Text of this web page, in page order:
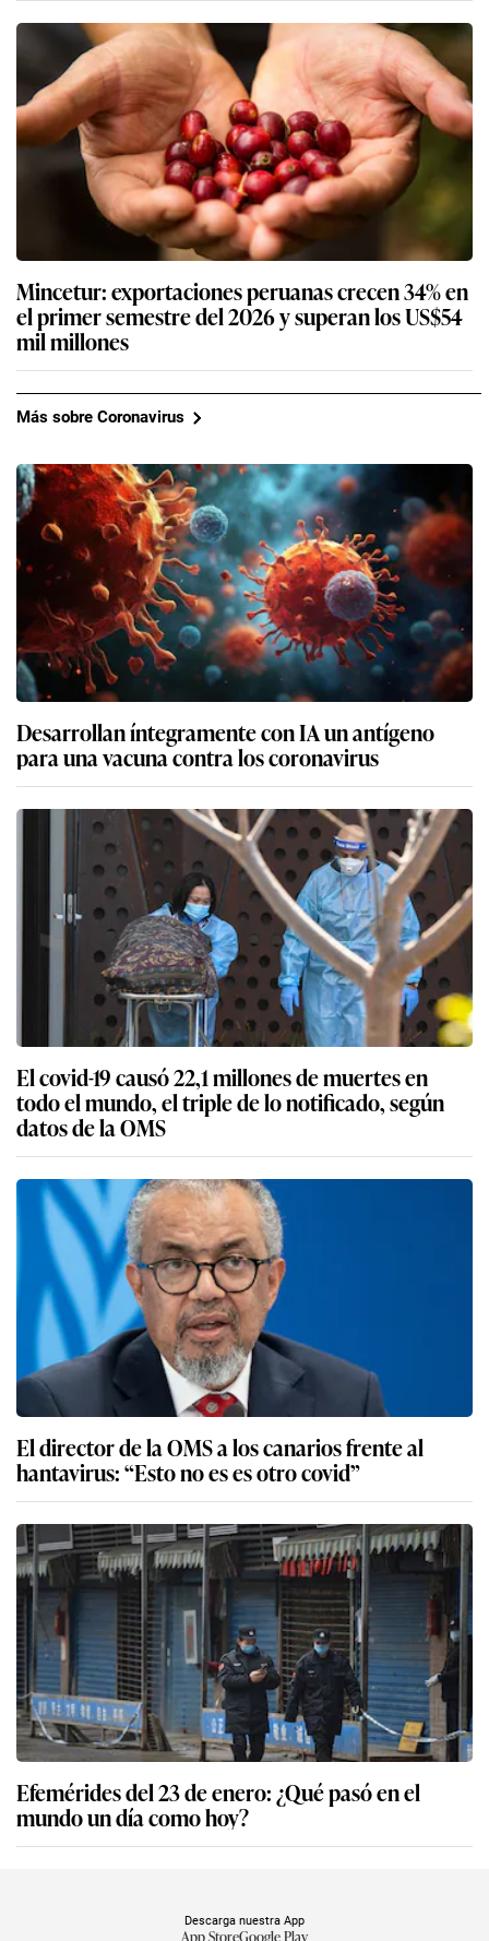
Mincetur: exportaciones peruanas crecen 34% en
el primer semestre del 2026 y superan los US$54
mil millones
Más sobre Coronavirus
Desarrollan íntegramente con IA un antígeno
para una vacuna contra los coronavirus
El covid-19 causó 22,1 millones de muertes en
todo el mundo, el triple de lo notificado, según
datos de la OMS
El director de la OMS a los canarios frente al
hantavirus: “Esto no es es otro covid”
Efemérides del 23 de enero: ¿Qué pasó en el
mundo un día como hoy?
Descarga nuestra App
App StoreGoogle Play